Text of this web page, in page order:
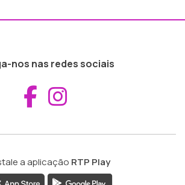
nos nas redes sociais
Aceder ao
a aplicação RTP Play